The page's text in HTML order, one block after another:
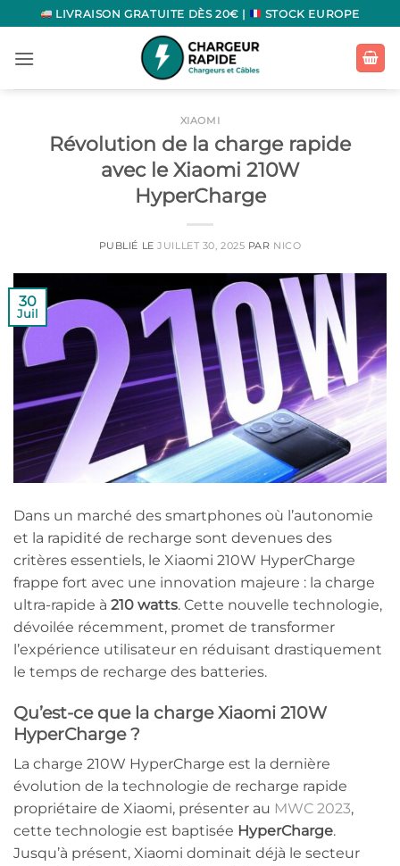
Passer
au
contenu
LIVRAISON GRATUITE DÈS 20€ | STOCK EUROPE
XIAOMI
Révolution de la charge rapide
avec le Xiaomi 210W
HyperCharge
PUBLIÉ LEJUILLET 30, 2025 PAR NICO
30
Juil
Dans un marché des smartphones où l’autonomie
et la rapidité de recharge sont devenues des
critères essentiels, le Xiaomi 210W HyperCharge
frappe fort avec une innovation majeure : la charge
ultra-rapide à 210 watts. Cette nouvelle technologie,
dévoilée récemment, promet de transformer
l’expérience utilisateur en réduisant drastiquement
le temps de recharge des batteries.
Qu’est-ce que la charge Xiaomi 210W
HyperCharge ?
La charge 210W HyperCharge est la dernière
évolution de la technologie de recharge rapide
propriétaire de Xiaomi, présenter au MWC 2023,
cette technologie est baptisée HyperCharge.
Jusqu’à présent, Xiaomi dominait déjà le secteur